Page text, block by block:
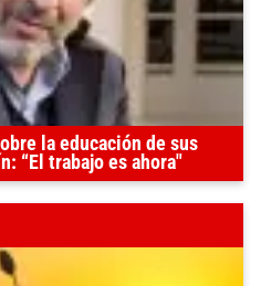
la educación de sus
“El trabajo es ahora"